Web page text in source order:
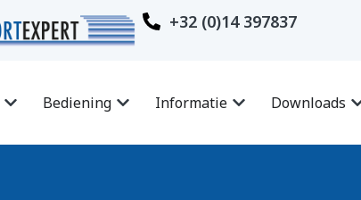
+32 (0)14 397837
Bediening Informatie Downloads